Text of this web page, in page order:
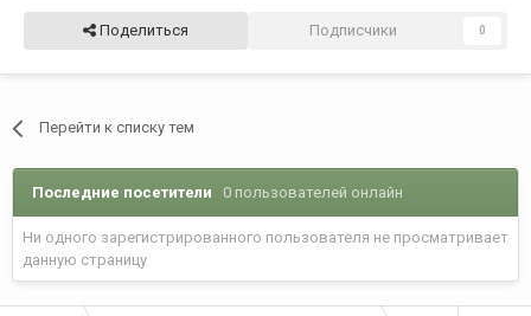
Поделиться Подписчики 0
Перейти к списку тем
Последние посетители 0 пользователей онлайн
Ни одного зарегистрированного пользователя не просматривает
данную страницу